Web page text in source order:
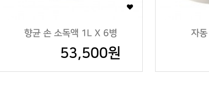
향균 손 소독액 1L X 6병
53,500원
자동